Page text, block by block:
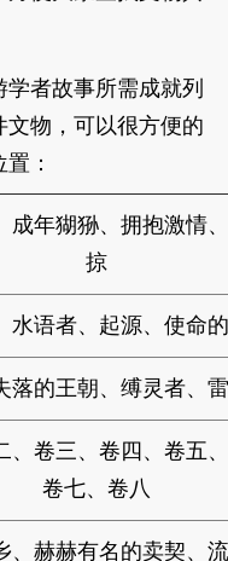
者故事所需成就列
物，可以很方便的
：
成年猢狲、拥抱激情
掠
水语者、起源、使命
落的王朝、缚灵者、
、卷三、卷四、卷五
卷七、卷八
、赫赫有名的卖契、